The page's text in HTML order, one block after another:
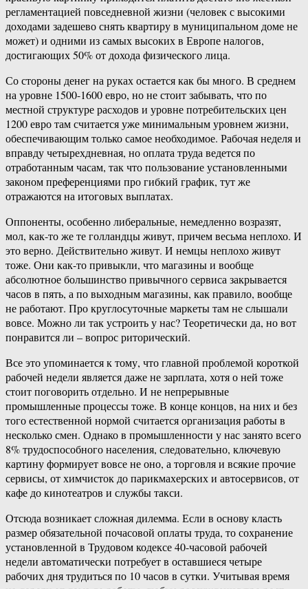
регламентацией повседневной жизни (человек с высокими
доходами задешево снять квартиру в муниципальном доме не
может) и одними из самых высоких в Европе налогов,
достигающих 50% от дохода физического лица.
Со стороны денег на руках остается как бы много. В среднем
на уровне 1500-1600 евро, но не стоит забывать, что по
местной структуре расходов и уровне потребительских цен
1200 евро там считается уже минимальным уровнем жизни,
обеспечивающим только самое необходимое. Рабочая неделя и
вправду четырехдневная, но оплата труда ведется по
отработанным часам, так что пользование установленными
законом преференциями про гибкий график, тут же
отражаются на итоговых выплатах.
Оппоненты, особенно либеральные, немедленно возразят,
мол, как-то же те голландцы живут, причем весьма неплохо. И
это верно. Действительно живут. И немцы неплохо живут
тоже. Они как-то привыкли, что магазины и вообще
абсолютное большинство привычного сервиса закрывается
часов в пять, а по выходным магазины, как правило, вообще
не работают. Про круглосуточные маркеты там не слышали
вовсе. Можно ли так устроить у нас? Теоретически да, но вот
понравится ли – вопрос риторический.
Все это упоминается к тому, что главной проблемой короткой
рабочей недели является даже не зарплата, хотя о ней тоже
стоит поговорить отдельно. И не непрерывные
промышленные процессы тоже. В конце концов, на них и без
того естественной нормой считается организация работы в
несколько смен. Однако в промышленности у нас занято всего
8% трудоспособного населения, следовательно, ключевую
картину формирует вовсе не оно, а торговля и всякие прочие
сервисы, от химчисток до парикмахерских и автосервисов, от
кафе до кинотеатров и службы такси.
Отсюда возникает сложная дилемма. Если в основу класть
размер обязательной почасовой оплаты труда, то сохранение
установленной в Трудовом кодексе 40-часовой рабочей
недели автоматически потребует в оставшиеся четыре
рабочих дня трудиться по 10 часов в сутки. Учитывая время